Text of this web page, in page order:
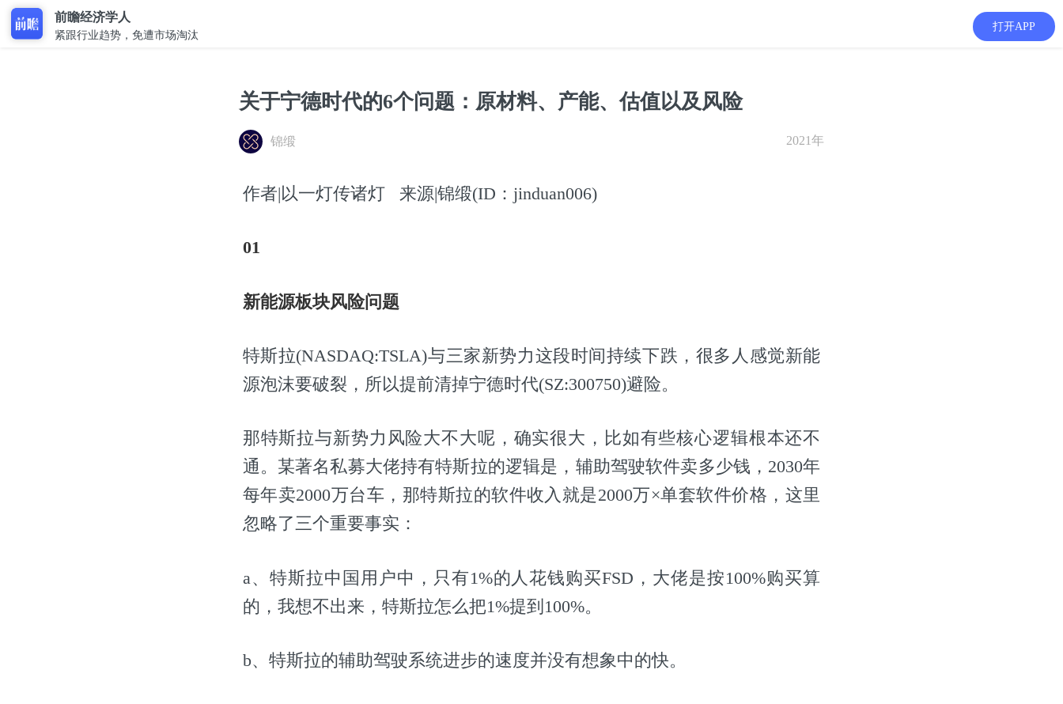
前瞻经济学人
紧跟行业趋势，免遭市场淘汰
打开APP
关于宁德时代的6个问题：原材料、产能、估值以及风险
锦缎 2021年
作者|以一灯传诸灯 来源|锦缎(ID：jinduan006)
01
新能源板块风险问题
特斯拉(NASDAQ:TSLA)与三家新势力这段时间持续下跌，很多人感觉新能
源泡沫要破裂，所以提前清掉宁德时代(SZ:300750)避险。
那特斯拉与新势力风险大不大呢，确实很大，比如有些核心逻辑根本还不
通。某著名私募大佬持有特斯拉的逻辑是，辅助驾驶软件卖多少钱，2030年
每年卖2000万台车，那特斯拉的软件收入就是2000万×单套软件价格，这里
忽略了三个重要事实：
a、特斯拉中国用户中，只有1%的人花钱购买FSD，大佬是按100%购买算
的，我想不出来，特斯拉怎么把1%提到100%。
b、特斯拉的辅助驾驶系统进步的速度并没有想象中的快。